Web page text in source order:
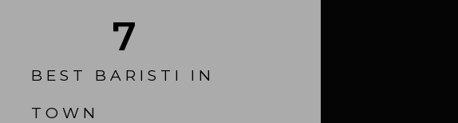
BEST BARISTI IN
TOWN
7